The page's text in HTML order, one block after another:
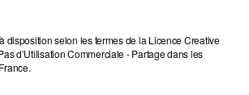
disposition selon les termes de la Licence Creative
d’Utilisation Commerciale - Partage dans les